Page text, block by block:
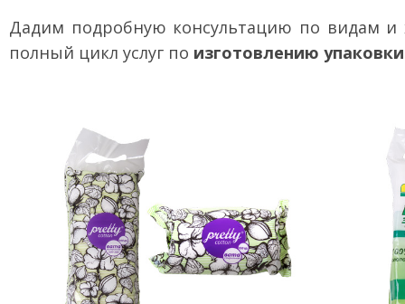
Дадим подробную консультацию по видам и
полный цикл услуг по изготовлению упаковки